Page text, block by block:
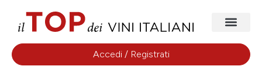
Accedi / Registrati